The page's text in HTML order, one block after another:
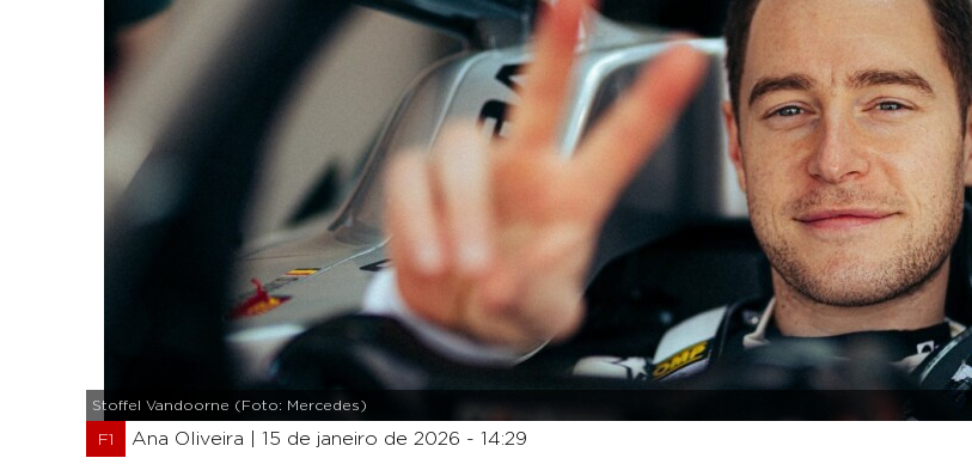
Stoffel Vandoorne (Foto: Mercedes)
F1 Ana Oliveira | 15 de janeiro de 2026 - 14:29